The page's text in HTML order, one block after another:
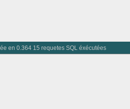
en 0.364 15 requetes SQL éxécutées